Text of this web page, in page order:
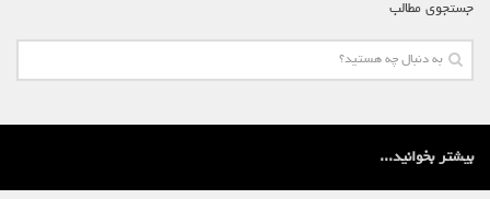
جستجوی مطالب
بیشتر بخوانید...